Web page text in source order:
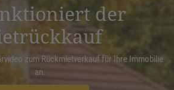
der
zum Rückmietverkauf für Ihre Immobilie
an.